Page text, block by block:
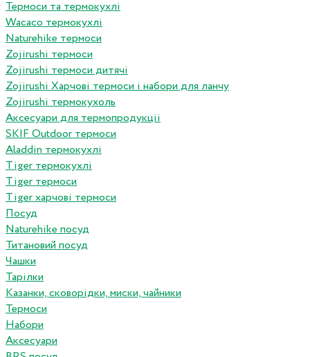
Термоси та термокухлі
Wacaco термокухлі
Naturehike термоси
Zojirushi термоси
Zojirushi термоси дитячі
Zojirushi Харчові термоси і набори для ланчу
Zojirushi термокухоль
Аксесуари для термопродукціі
SKIF Outdoor термоси
Aladdin термокухлі
Tiger термокухлі
Tiger термоси
Tiger харчові термоси
Посуд
Naturehike посуд
Титановий посуд
Чашки
Тарілки
Казанки, сковорідки, миски, чайники
Термоси
Набори
Аксесуари